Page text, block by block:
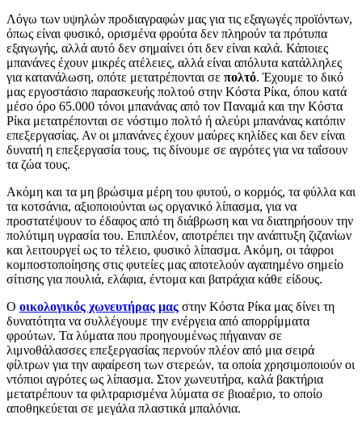
Λόγω των υψηλών προδιαγραφών μας για τις εξαγωγές προϊόντων,
όπως είναι φυσικό, ορισμένα φρούτα δεν πληρούν τα πρότυπα
εξαγωγής, αλλά αυτό δεν σημαίνει ότι δεν είναι καλά. Κάποιες
μπανάνες έχουν μικρές ατέλειες, αλλά είναι απόλυτα κατάλληλες
για κατανάλωση, οπότε μετατρέπονται σε πολτό. Έχουμε το δικό
μας εργοστάσιο παρασκευής πολτού στην Κόστα Ρίκα, όπου κατά
μέσο όρο 65.000 τόνοι μπανάνας από τον Παναμά και την Κόστα
Ρίκα μετατρέπονται σε νόστιμο πολτό ή αλεύρι μπανάνας κατόπιν
επεξεργασίας. Αν οι μπανάνες έχουν μαύρες κηλίδες και δεν είναι
δυνατή η επεξεργασία τους, τις δίνουμε σε αγρότες για να ταΐσουν
τα ζώα τους.
Ακόμη και τα μη βρώσιμα μέρη του φυτού, ο κορμός, τα φύλλα και
τα κοτσάνια, αξιοποιούνται ως οργανικό λίπασμα, για να
προστατέψουν το έδαφος από τη διάβρωση και να διατηρήσουν την
πολύτιμη υγρασία του. Επιπλέον, αποτρέπει την ανάπτυξη ζιζανίων
και λειτουργεί ως το τέλειο, φυσικό λίπασμα. Ακόμη, οι τάφροι
κομποστοποίησης στις φυτείες μας αποτελούν αγαπημένο σημείο
σίτισης για πουλιά, ελάφια, έντομα και βατράχια κάθε είδους.
Ο οικολογικός χωνευτήρας μας στην Κόστα Ρίκα μας δίνει τη
δυνατότητα να συλλέγουμε την ενέργεια από απορρίμματα
φρούτων. Τα λύματα που προηγουμένως πήγαιναν σε
λιμνοθάλασσες επεξεργασίας περνούν πλέον από μια σειρά
φίλτρων για την αφαίρεση των στερεών, τα οποία χρησιμοποιούν οι
ντόπιοι αγρότες ως λίπασμα. Στον χωνευτήρα, καλά βακτήρια
μετατρέπουν τα φιλτραρισμένα λύματα σε βιοαέριο, το οποίο
αποθηκεύεται σε μεγάλα πλαστικά μπαλόνια.